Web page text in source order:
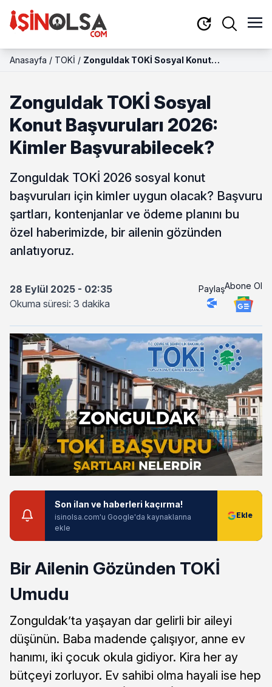
Anasayfa / TOKİ / Zonguldak TOKİ Sosyal Konut
Zonguldak TOKİ Sosyal
Konut Başvuruları 2026:
Kimler Başvurabilecek?
Zonguldak TOKİ 2026 sosyal konut
başvuruları için kimler uygun olacak? Başvuru
şartları, kontenjanlar ve ödeme planını bu
özel haberimizde, bir ailenin gözünden
anlatıyoruz.
28 Eylül 2025 - 02:35
Okuma süresi: 3 dakika
PaylaşAbone Ol
Son ilan ve haberleri kaçırma!
isinolsa.com'u Google'da kaynaklarına
ekle
Bir Ailenin Gözünden TOKİ
Umudu
Zonguldak’ta yaşayan dar gelirli bir aileyi
düşünün. Baba madende çalışıyor, anne ev
hanımı, iki çocuk okula gidiyor. Kira her ay
bütçeyi zorluyor. Ev sahibi olma hayali ise hep